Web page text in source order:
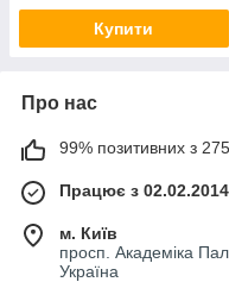
Купити
Про нас
99% позитивних з 275
Працює з 02.02.2014
м. Київ
просп. Академіка
Україна